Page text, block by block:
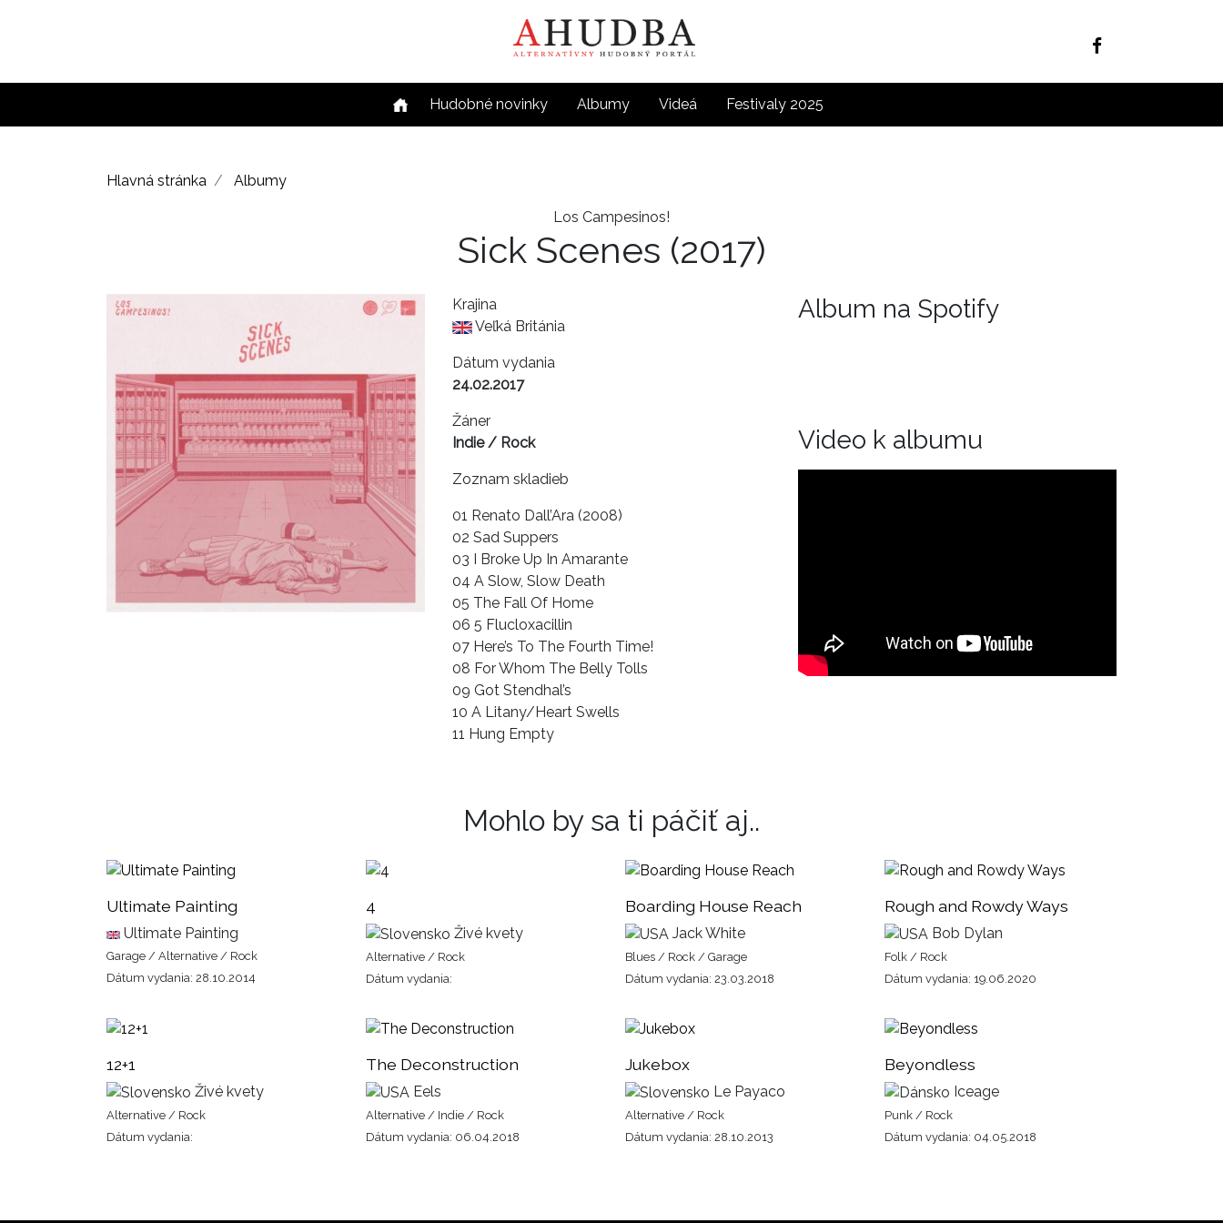
Hudobné novinky Albumy Videá Festivaly 2025
Hlavná stránka Albumy
Los Campesinos!
Sick Scenes (2017)
Krajina
Veľká Británia
Dátum vydania
24.02.2017
Žáner
Indie / Rock
Zoznam skladieb
01 Renato Dall’Ara (2008)
02 Sad Suppers
03 I Broke Up In Amarante
04 A Slow, Slow Death
05 The Fall Of Home
06 5 Flucloxacillin
07 Here’s To The Fourth Time!
08 For Whom The Belly Tolls
09 Got Stendhal’s
10 A Litany/Heart Swells
11 Hung Empty
Album na Spotify
Video k albumu
Mohlo by sa ti páčiť aj..
Ultimate Painting
Ultimate Painting
Garage / Alternative / Rock
Dátum vydania: 28.10.2014
4
Živé kvety
Alternative / Rock
Dátum vydania:
Boarding House Reach
Jack White
Blues / Rock / Garage
Dátum vydania: 23.03.2018
Rough and Rowdy Ways
Bob Dylan
Folk / Rock
Dátum vydania: 19.06.2020
12+1
Živé kvety
Alternative / Rock
Dátum vydania:
The Deconstruction
Eels
Alternative / Indie / Rock
Dátum vydania: 06.04.2018
Jukebox
Le Payaco
Alternative / Rock
Dátum vydania: 28.10.2013
Beyondless
Iceage
Punk / Rock
Dátum vydania: 04.05.2018